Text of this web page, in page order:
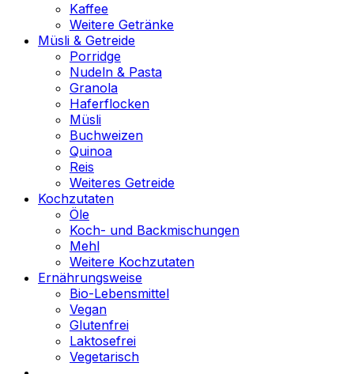
Kaffee
Weitere Getränke
Müsli & Getreide
Porridge
Nudeln & Pasta
Granola
Haferflocken
Müsli
Buchweizen
Quinoa
Reis
Weiteres Getreide
Kochzutaten
Öle
Koch- und Backmischungen
Mehl
Weitere Kochzutaten
Ernährungsweise
Bio-Lebensmittel
Vegan
Glutenfrei
Laktosefrei
Vegetarisch